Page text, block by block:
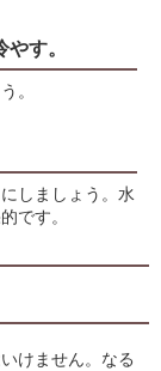
す。
。
しましょう。水
です。
けません。なる